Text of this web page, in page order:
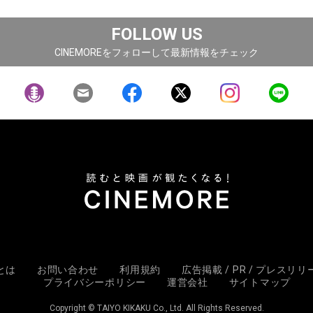
FOLLOW US
CINEMOREをフォローして最新情報をチェック
は お問い合わせ 利用規約
広告掲載 / PR / プレスリリ
プライバシーポリシー
運営会社 サイトマップ
Copyright © TAIYO KIKAKU Co., Ltd. All Rights Reserved.